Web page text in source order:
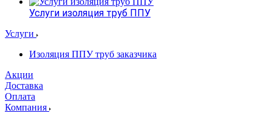
Услуги изоляция труб ППУ
Услуги
Изоляция ППУ труб заказчика
Акции
Доставка
Оплата
Компания